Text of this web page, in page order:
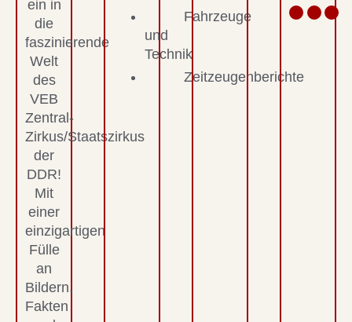
ein in
die
faszinierende
Welt
des
VEB
Zentral-
Zirkus/Staatszirkus
der
DDR!
Mit
einer
einzigartigen
Fülle
an
Bildern,
Fakten
Fahrzeuge
und
Technik
Zeitzeugenberichte